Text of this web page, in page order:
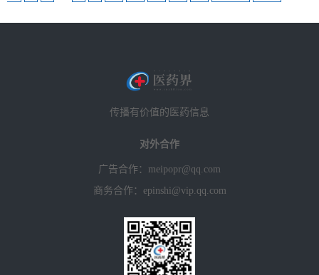
传播有价值的医药信息
对外合作
广告合作：meipopr@qq.com
商务合作：epinshi@vip.qq.com